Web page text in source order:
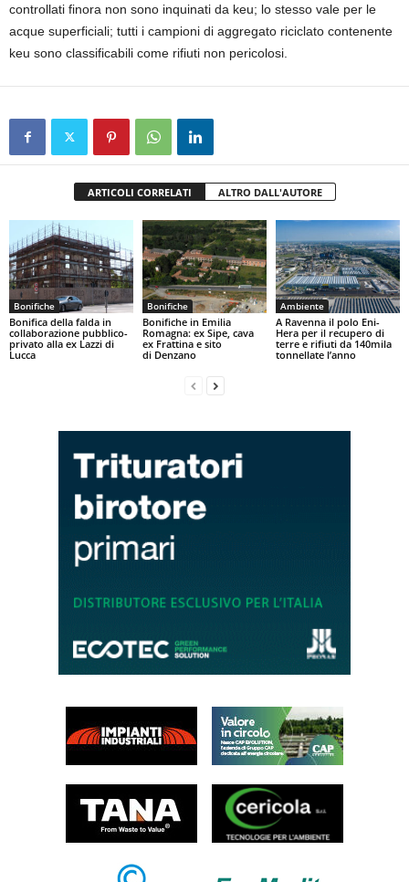
controllati finora non sono inquinati da keu; lo stesso vale per le
acque superficiali; tutti i campioni di aggregato riciclato contenente
keu sono classificabili come rifiuti non pericolosi.
ARTICOLI CORRELATI ALTRO DALL'AUTORE
Bonifiche
Bonifica della falda in
collaborazione pubblico-
privato alla ex Lazzi di
Lucca
Bonifiche
Bonifiche in Emilia
Romagna: ex Sipe, cava
ex Frattina e sito
di Denzano
Ambiente
A Ravenna il polo Eni-
Hera per il recupero di
terre e rifiuti da 140mila
tonnellate l’anno